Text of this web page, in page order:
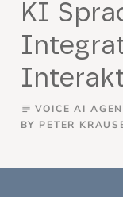
KI
subject VOICE AI
BY PETER